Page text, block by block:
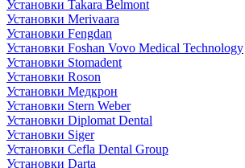
Установки Takara Belmont
Установки Merivaara
Установки Fengdan
Установки Foshan Vovo Medical Technology
Установки Stomadent
Установки Roson
Установки Медкрон
Установки Stern Weber
Установки Diplomat Dental
Установки Siger
Установки Cefla Dental Group
Установки Darta